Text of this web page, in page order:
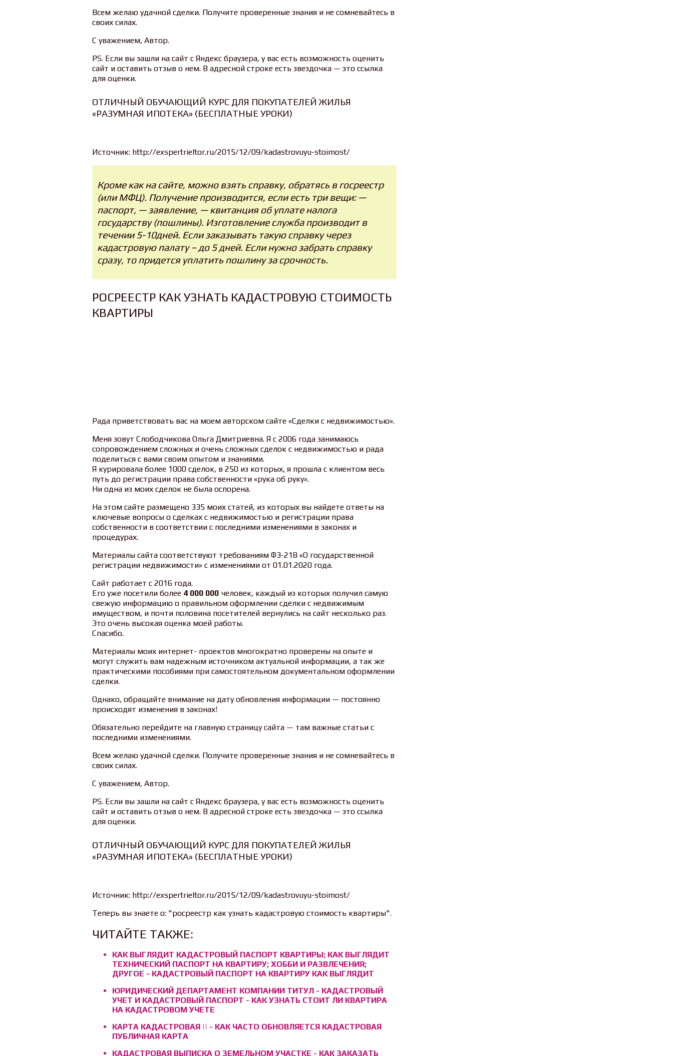
Всем желаю удачной сделки. Получите проверенные знания и не сомневайтесь в
своих силах.
С уважением, Автор.
PS. Если вы зашли на сайт с Яндекс браузера, у вас есть возможность оценить
сайт и оставить отзыв о нем. В адресной строке есть звездочка — это ссылка
для оценки.
ОТЛИЧНЫЙ ОБУЧАЮЩИЙ КУРС ДЛЯ ПОКУПАТЕЛЕЙ ЖИЛЬЯ
«РАЗУМНАЯ ИПОТЕКА» (БЕСПЛАТНЫЕ УРОКИ)
Источник: http://exspertrieltor.ru/2015/12/09/kadastrovuyu-stoimost/
Кроме как на сайте, можно взять справку, обратясь в госреестр
(или МФЦ). Получение производится, если есть три вещи: —
паспорт, — заявление, — квитанция об уплате налога
государству (пошлины). Изготовление служба производит в
течении 5-10дней. Если заказывать такую справку через
кадастровую палату – до 5 дней. Если нужно забрать справку
сразу, то придется уплатить пошлину за срочность.
РОСРЕЕСТР КАК УЗНАТЬ КАДАСТРОВУЮ СТОИМОСТЬ
КВАРТИРЫ
Рада приветствовать вас на моем авторском сайте «Сделки с недвижимостью».
Меня зовут Слободчикова Ольга Дмитриевна. Я с 2006 года занимаюсь
сопровождением сложных и очень сложных сделок с недвижимостью и рада
поделиться с вами своим опытом и знаниями.
Я курировала более 1000 сделок, в 250 из которых, я прошла с клиентом весь
путь до регистрации права собственности «рука об руку».
Ни одна из моих сделок не была оспорена.
На этом сайте размещено 335 моих статей, из которых вы найдете ответы на
ключевые вопросы о сделках с недвижимостью и регистрации права
собственности в соответствии с последними изменениями в законах и
процедурах.
Материалы сайта соответствуют требованиям ФЗ-218 «О государственной
регистрации недвижимости» с изменениями от 01.01.2020 года.
Сайт работает с 2016 года.
Его уже посетили более 4 000 000человек, каждый из которых получил самую
свежую информацию о правильном оформлении сделки с недвижимым
имуществом, и почти половина посетителей вернулись на сайт несколько раз.
Это очень высокая оценка моей работы.
Спасибо.
Материалы моих интернет- проектов многократно проверены на опыте и
могут служить вам надежным источником актуальной информации, а так же
практическими пособиями при самостоятельном документальном оформлении
сделки.
Однако, обращайте внимание на дату обновления информации — постоянно
происходят изменения в законах!
Обязательно перейдите на главную страницу сайта — там важные статьи с
последними изменениями.
Всем желаю удачной сделки. Получите проверенные знания и не сомневайтесь в
своих силах.
С уважением, Автор.
PS. Если вы зашли на сайт с Яндекс браузера, у вас есть возможность оценить
сайт и оставить отзыв о нем. В адресной строке есть звездочка — это ссылка
для оценки.
ОТЛИЧНЫЙ ОБУЧАЮЩИЙ КУРС ДЛЯ ПОКУПАТЕЛЕЙ ЖИЛЬЯ
«РАЗУМНАЯ ИПОТЕКА» (БЕСПЛАТНЫЕ УРОКИ)
Источник: http://exspertrieltor.ru/2015/12/09/kadastrovuyu-stoimost/
Теперь вы знаете о: "росреестр как узнать кадастровую стоимость квартиры".
ЧИТАЙТЕ ТАКЖЕ:
КАК ВЫГЛЯДИТ КАДАСТРОВЫЙ ПАСПОРТ КВАРТИРЫ; КАК ВЫГЛЯДИТ
ТЕХНИЧЕСКИЙ ПАСПОРТ НА КВАРТИРУ; ХОББИ И РАЗВЛЕЧЕНИЯ;
ДРУГОЕ - КАДАСТРОВЫЙ ПАСПОРТ НА КВАРТИРУ КАК ВЫГЛЯДИТ
ЮРИДИЧЕСКИЙ ДЕПАРТАМЕНТ КОМПАНИИ ТИТУЛ - КАДАСТРОВЫЙ
УЧЕТ И КАДАСТРОВЫЙ ПАСПОРТ - КАК УЗНАТЬ СТОИТ ЛИ КВАРТИРА
НА КАДАСТРОВОМ УЧЕТЕ
КАРТА КАДАСТРОВАЯ || - КАК ЧАСТО ОБНОВЛЯЕТСЯ КАДАСТРОВАЯ
ПУБЛИЧНАЯ КАРТА
КАДАСТРОВАЯ ВЫПИСКА О ЗЕМЕЛЬНОМ УЧАСТКЕ - КАК ЗАКАЗАТЬ